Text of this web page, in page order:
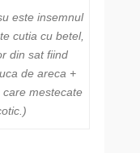
este insemnul
cutia cu betel,
din sat fiind
de areca +
mestecate